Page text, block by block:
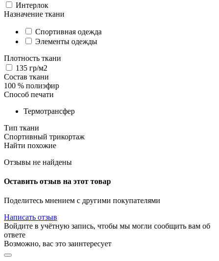
Интерлок
Назначение ткани
Спортивная одежда
Элементы одежды
Плотность ткани
135 гр/м2
Состав ткани
100 % полиэфир
Способ печати
Термотрансфер
Тип ткани
Спортивный трикортаж
Найти похожие
Отзывы не найдены
Оставить отзыв на этот товар
Поделитесь мнением с другими покупателями
Написать отзыв
Войдите в учётную запись, чтобы мы могли сообщить вам об
ответе
Возможно, вас это заинтересует